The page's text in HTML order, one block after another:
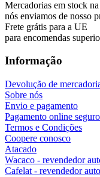
Mercadorias em stock
nós enviamos de nosso
Frete grátis para a UE
para encomendas
Informação
Devolução de
Sobre nós
Envio e pagamento
Pagamento online
Termos e Condições
Coopere conosco
Atacado
Wacaco - revendedor
Cafelat - revendedor